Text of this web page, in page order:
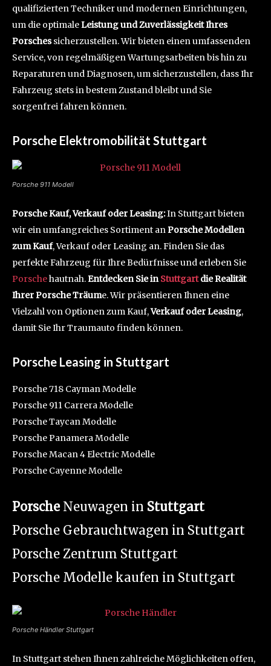
qualifizierten Techniker und modernen Einrichtungen,
um die optimaleLeistung und Zuverlässigkeit Ihres
Porschessicherzustellen. Wir bieten einen umfassenden
Service, von regelmäßigen Wartungsarbeiten bis hin zu
Reparaturen und Diagnosen, um sicherzustellen, dass Ihr
Fahrzeug stets in bestem Zustand bleibt und Sie
sorgenfrei fahren können.
Porsche Elektromobilität Stuttgart
Porsche 911 Modell
Porsche Kauf, Verkauf oder Leasing:In Stuttgart bieten
wir ein umfangreiches Sortiment anPorsche Modellen
zum Kauf, Verkauf oder Leasing an. Finden Sie das
perfekte Fahrzeug für Ihre Bedürfnisse und erleben Sie
Porschehautnah.Entdecken Sie inStuttgartdie Realität
Ihrer Porsche Träume. Wir präsentieren Ihnen eine
Vielzahl von Optionen zum Kauf,Verkauf oder Leasing,
damit Sie Ihr Traumauto finden können.
Porsche Leasing in Stuttgart
Porsche 718 Cayman Modelle
Porsche 911 Carrera Modelle
Porsche Taycan Modelle
Porsche Panamera Modelle
Porsche Macan 4 Electric Modelle
Porsche Cayenne Modelle
PorscheNeuwagen in Stuttgart
Porsche Gebrauchtwagen in Stuttgart
Porsche Zentrum Stuttgart
Porsche Modelle kaufen in Stuttgart
Porsche Händler Stuttgart
In Stuttgart stehen Ihnen zahlreiche Möglichkeiten offen,